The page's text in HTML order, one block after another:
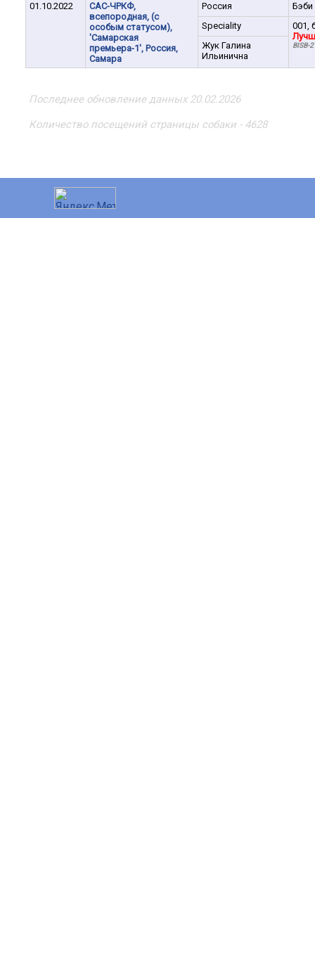
01.10.2022
САС-ЧРКФ,
всепородная, (с
особым статусом),
'Самарская
премьера-1', Россия,
Самара
Россия
Бэби
Speciality
001,
BISB-2
Жук Галина
Ильинична
Последнее обновление данных 20.02.2026
Количество посещений страницы собаки - 4628